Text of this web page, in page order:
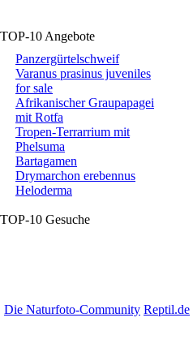
TOP-10 Angebote
Panzergürtelschweif
Varanus prasinus juveniles
for sale
Afrikanischer Graupapagei
mit Rotfa
Tropen-Terrarrium mit
Phelsuma
Bartagamen
Drymarchon erebennus
Heloderma
TOP-10 Gesuche
Die Naturfoto-Community Reptil.de